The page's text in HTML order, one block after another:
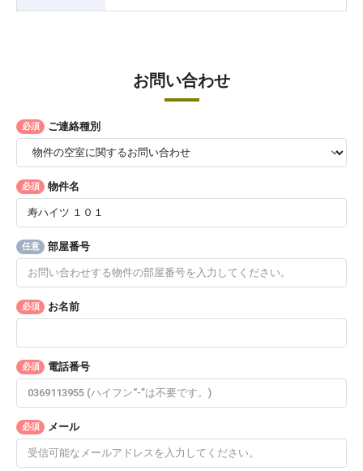
お問い合わせ
必須 ご連絡種別
必須 物件名
任意 部屋番号
必須 お名前
必須 電話番号
必須 メール